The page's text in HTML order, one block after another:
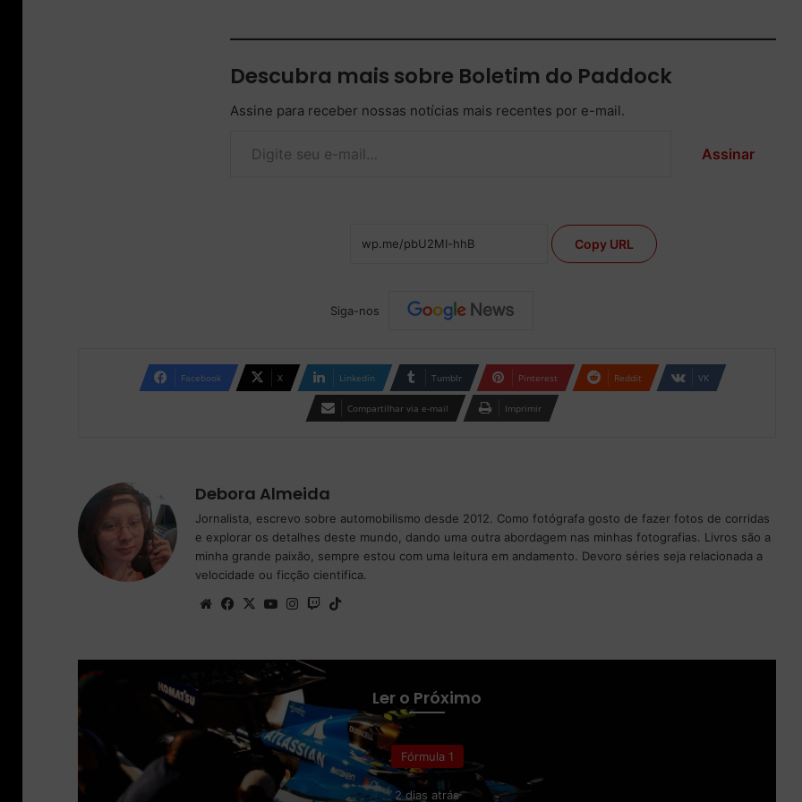
Descubra mais sobre Boletim do Paddock
Assine para receber nossas notícias mais recentes por e-mail.
Assinar
Copy URL
Siga-nos
Facebook X Linkedin Tumblr Pinterest Reddit VK
Compartilhar via e-mail Imprimir
Debora Almeida
Jornalista, escrevo sobre automobilismo desde 2012. Como fotógrafa gosto de fazer fotos de corridas
e explorar os detalhes deste mundo, dando uma outra abordagem nas minhas fotografias. Livros são a
minha grande paixão, sempre estou com uma leitura em andamento. Devoro séries seja relacionada a
velocidade ou ficção cientifica.
We Fa
X
Yo
e
Ins
m
Tw
Ler o Próximo
Fórmula 1
2 dias atrás